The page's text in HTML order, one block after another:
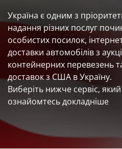
Україна є одним з
надання різних послуг
особистих посилок,
доставки автомобілів з
контейнерних перевезень
доставок з США в Україну.
Виберіть нижче сервіс,
ознайомтесь докладніше